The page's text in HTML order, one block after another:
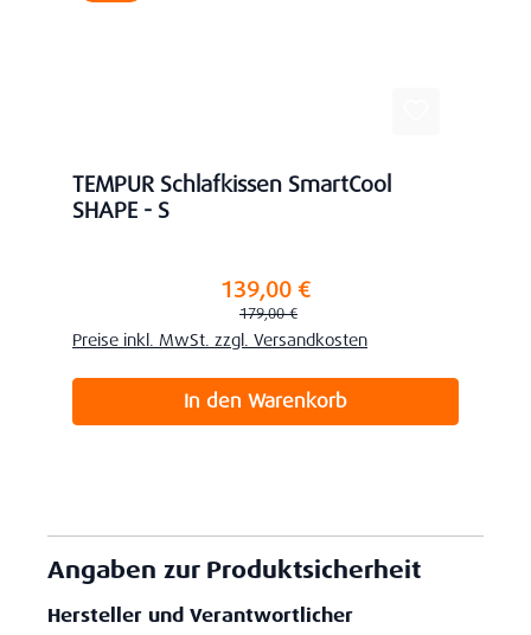
TEMPUR Schlafkissen SmartCool
SHAPE - S
139,00 €
Regulärer Preis:
179,00 €
Preise inkl. MwSt. zzgl. Versandkosten
In den Warenkorb
Angaben zur Produktsicherheit
Hersteller und Verantwortlicher